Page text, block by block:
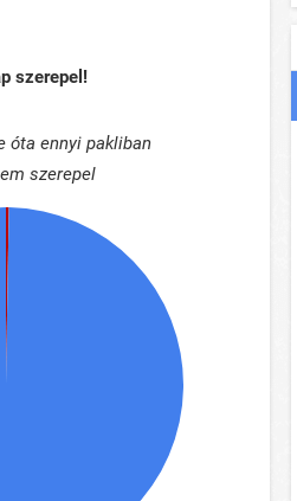
szerepel!
óta ennyi pakliban
szerepel